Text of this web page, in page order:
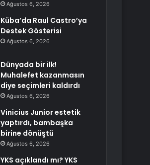
Ağustos 6, 2026
Küba’da Raul Castro’ya
Destek Gösterisi
Ağustos 6, 2026
Dünyada bir ilk!
Muhalefet kazanmasın
diye seçimleri kaldırdı
Ağustos 6, 2026
Vinicius Junior estetik
yaptırdı, bambaşka
birine dönüştü
Ağustos 6, 2026
YKS açıklandı mı? YKS